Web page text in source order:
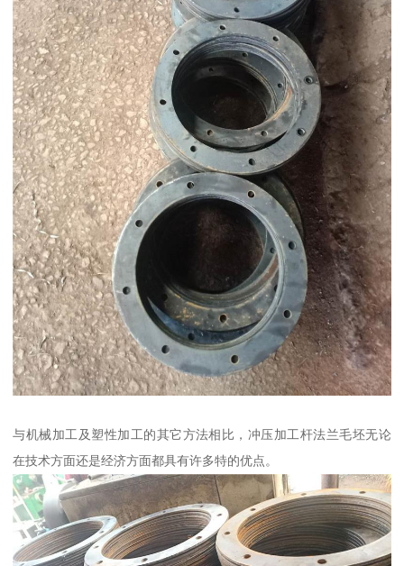
与机械加工及塑性加工的其它方法相比，冲压加工杆法兰毛坯无论
在技术方面还是经济方面都具有许多特的优点。